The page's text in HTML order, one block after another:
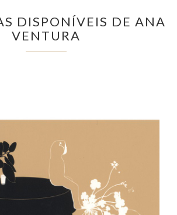
DISPONÍVEIS DE ANA
VENTURA